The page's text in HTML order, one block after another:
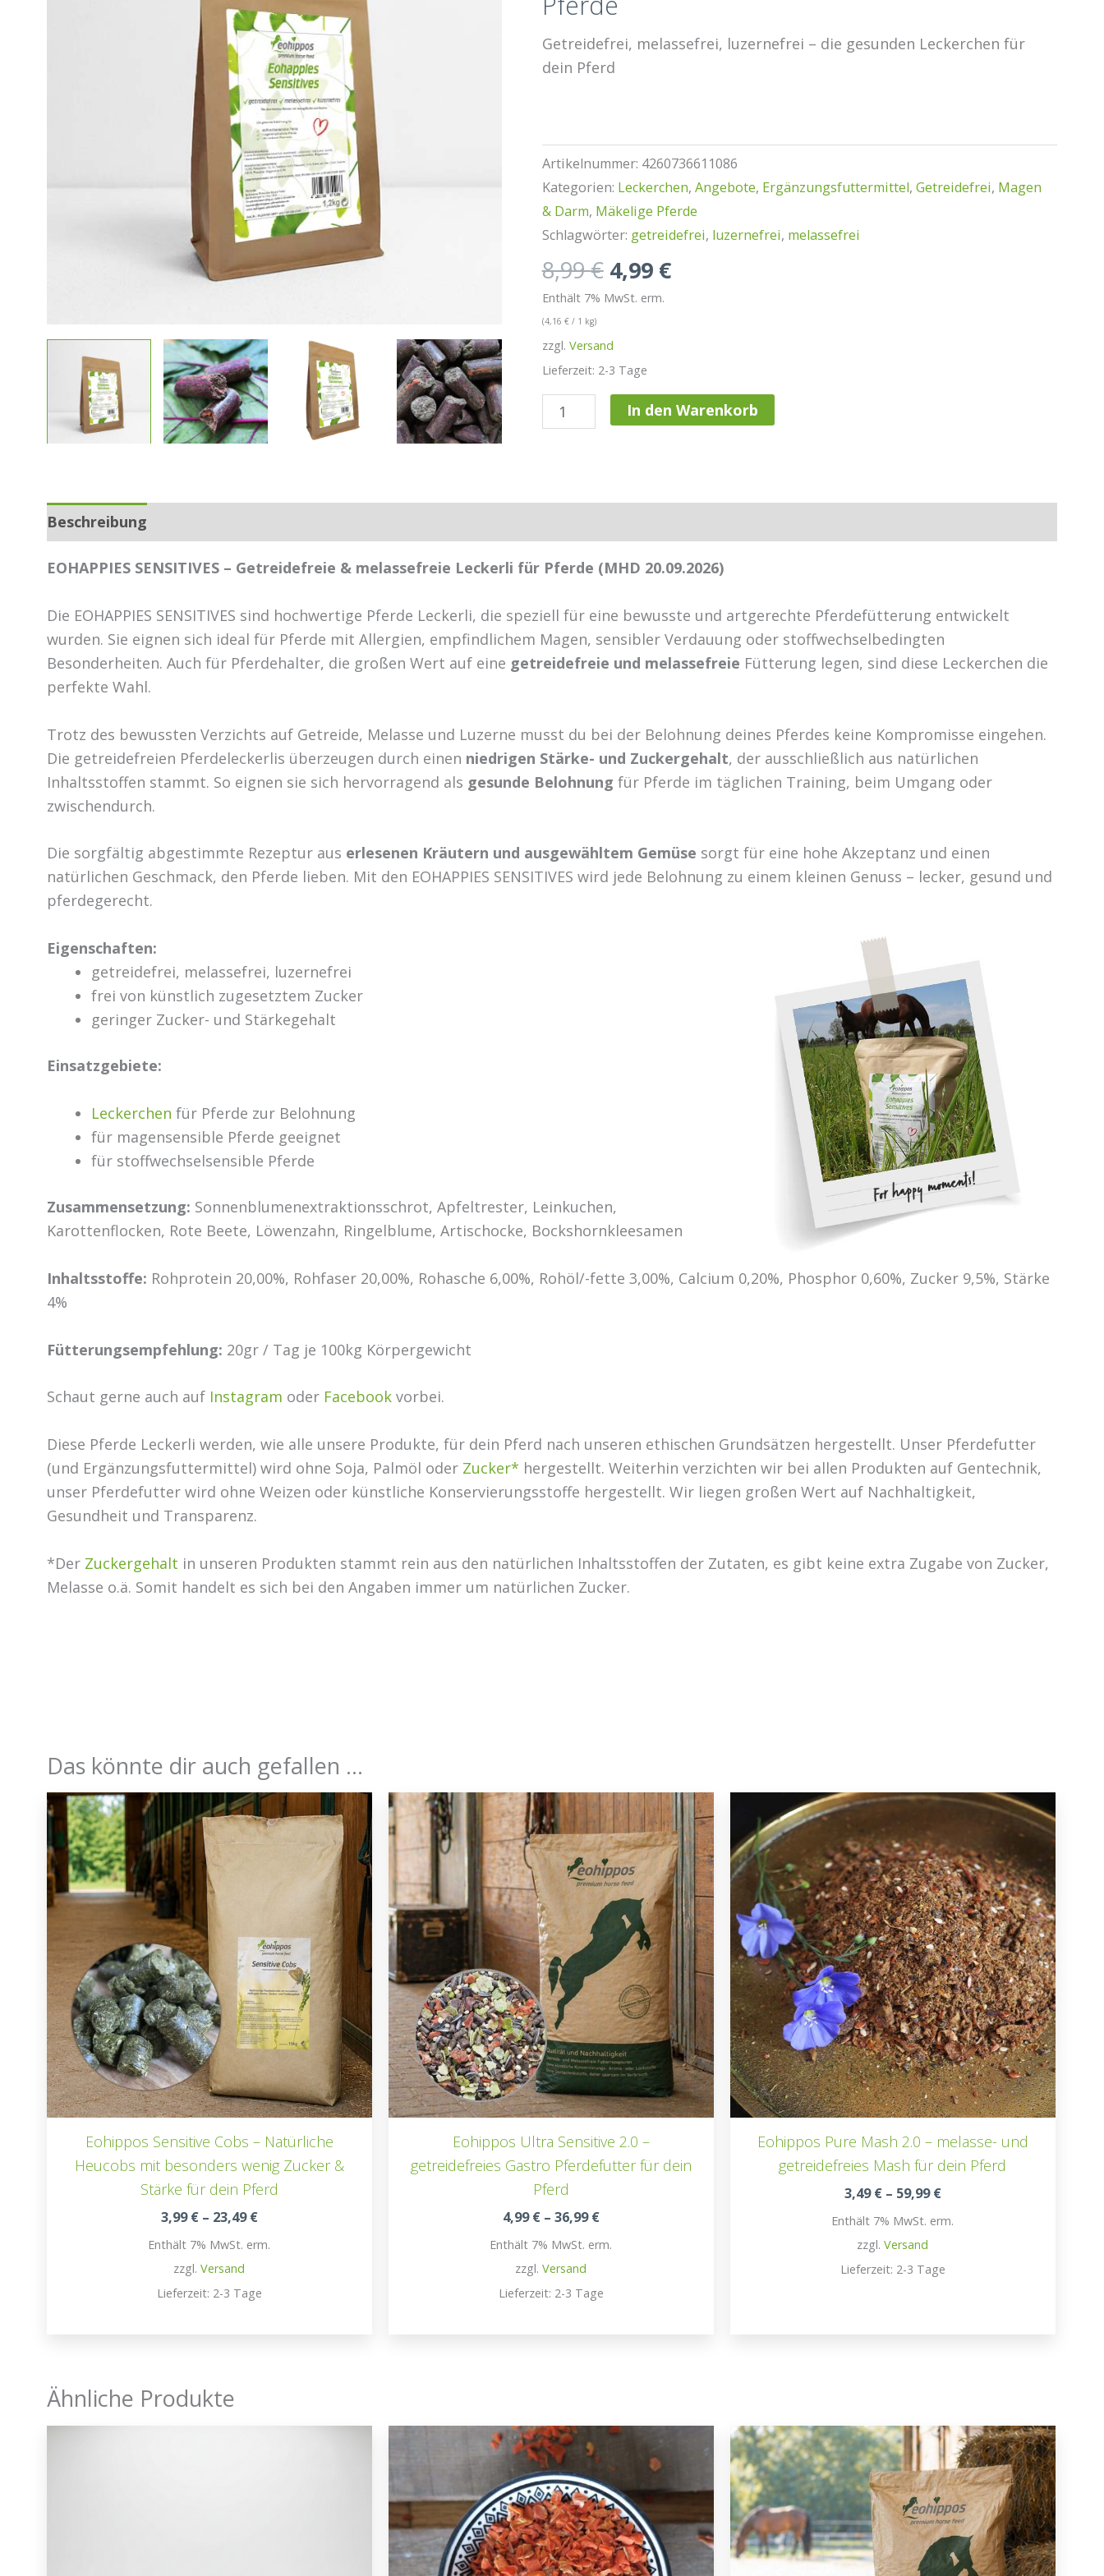
Getreidefrei, melassefrei, luzernefrei – die gesunden Leckerchen für
dein Pferd
Artikelnummer: 4260736611086
Kategorien: Leckerchen, Angebote, Ergänzungsfuttermittel, Getreidefrei, Magen
& Darm, Mäkelige Pferde
Schlagwörter: getreidefrei, luzernefrei, melassefrei
8,99€ Ursprünglicher
Preis
8,99 €
4,99 €Aktueller
Enthält 7% MwSt. erm.
(4,16 €/ 1 kg)
zzgl. Versand
Lieferzeit: 2-3 Tage
Eohippos
Eohappies
Getreidefreie
melassefreie
Leckerli
Pferde
Menge
In den Warenkorb
Beschreibung
EOHAPPIES SENSITIVES – Getreidefreie & melassefreie Leckerli für Pferde (MHD 20.09.2026)
Die EOHAPPIES SENSITIVES sind hochwertige Pferde Leckerli, die speziell für eine bewusste und artgerechte Pferdefütterung entwickelt
wurden. Sie eignen sich ideal für Pferde mit Allergien, empfindlichem Magen, sensibler Verdauung oder stoffwechselbedingten
Besonderheiten. Auch für Pferdehalter, die großen Wert auf eine getreidefreie und melassefreie Fütterung legen, sind diese Leckerchen die
perfekte Wahl.
Trotz des bewussten Verzichts auf Getreide, Melasse und Luzerne musst du bei der Belohnung deines Pferdes keine Kompromisse eingehen.
Die getreidefreien Pferdeleckerlis überzeugen durch einen niedrigen Stärke- und Zuckergehalt, der ausschließlich aus natürlichen
Inhaltsstoffen stammt. So eignen sie sich hervorragend als gesunde Belohnung für Pferde im täglichen Training, beim Umgang oder
zwischendurch.
Die sorgfältig abgestimmte Rezeptur aus erlesenen Kräutern und ausgewähltem Gemüse sorgt für eine hohe Akzeptanz und einen
natürlichen Geschmack, den Pferde lieben. Mit den EOHAPPIES SENSITIVES wird jede Belohnung zu einem kleinen Genuss – lecker, gesund und
pferdegerecht.
Eigenschaften:
getreidefrei, melassefrei, luzernefrei
frei von künstlich zugesetztem Zucker
geringer Zucker- und Stärkegehalt
Einsatzgebiete:
Leckerchen für Pferde zur Belohnung
für magensensible Pferde geeignet
für stoffwechselsensible Pferde
Zusammensetzung: Sonnenblumenextraktionsschrot, Apfeltrester, Leinkuchen,
Karottenflocken, Rote Beete, Löwenzahn, Ringelblume, Artischocke, Bockshornkleesamen
Inhaltsstoffe: Rohprotein 20,00%, Rohfaser 20,00%, Rohasche 6,00%, Rohöl/-fette 3,00%, Calcium 0,20%, Phosphor 0,60%, Zucker 9,5%, Stärke
4%
Fütterungsempfehlung: 20gr / Tag je 100kg Körpergewicht
Schaut gerne auch auf Instagram oder Facebook vorbei.
Diese Pferde Leckerli werden, wie alle unsere Produkte, für dein Pferd nach unseren ethischen Grundsätzen hergestellt. Unser Pferdefutter
(und Ergänzungsfuttermittel) wird ohne Soja, Palmöl oder Zucker* hergestellt. Weiterhin verzichten wir bei allen Produkten auf Gentechnik,
unser Pferdefutter wird ohne Weizen oder künstliche Konservierungsstoffe hergestellt. Wir liegen großen Wert auf Nachhaltigkeit,
Gesundheit und Transparenz.
*Der Zuckergehalt in unseren Produkten stammt rein aus den natürlichen Inhaltsstoffen der Zutaten, es gibt keine extra Zugabe von Zucker,
Melasse o.ä. Somit handelt es sich bei den Angaben immer um natürlichen Zucker.
Das könnte dir auch gefallen …
Eohippos Sensitive Cobs – Natürliche
Heucobs mit besonders wenig Zucker &
Stärke für dein Pferd
3,99€ – 23,49€Preisspanne:
bis
Enthält 7% MwSt. erm.
zzgl.Versand
Lieferzeit: 2-3 Tage
Eohippos Ultra Sensitive 2.0 –
getreidefreies Gastro Pferdefutter für dein
Pferd
4,99€ – 36,99€Preisspanne:
bis
Enthält 7% MwSt. erm.
zzgl.Versand
Lieferzeit: 2-3 Tage
Eohippos Pure Mash 2.0 – melasse- und
getreidefreies Mash für dein Pferd
3,49€ – 59,99€Preisspanne:
bis
Enthält 7% MwSt. erm.
zzgl.Versand
Lieferzeit: 2-3 Tage
Ähnliche Produkte